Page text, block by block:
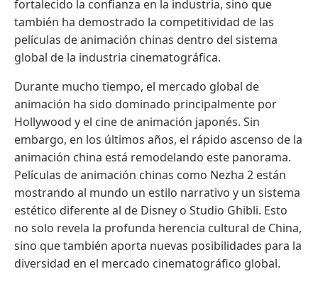
fortalecido la confianza en la industria, sino que
también ha demostrado la competitividad de las
películas de animación chinas dentro del sistema
global de la industria cinematográfica.
Durante mucho tiempo, el mercado global de
animación ha sido dominado principalmente por
Hollywood y el cine de animación japonés. Sin
embargo, en los últimos años, el rápido ascenso de la
animación china está remodelando este panorama.
Películas de animación chinas como Nezha 2 están
mostrando al mundo un estilo narrativo y un sistema
estético diferente al de Disney o Studio Ghibli. Esto
no solo revela la profunda herencia cultural de China,
sino que también aporta nuevas posibilidades para la
diversidad en el mercado cinematográfico global.